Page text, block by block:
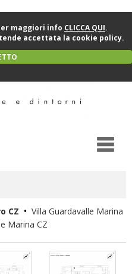
maggiori info CLICCA QUI.
accettata la cookie policy.
CZ • Villa Guardavalle Marina
Marina CZ